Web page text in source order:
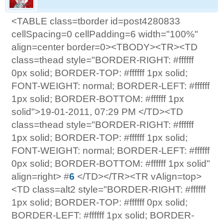
<TABLE class=tborder id=post4280833
cellSpacing=0 cellPadding=6 width="100%"
align=center border=0><TBODY><TR><TD
class=thead style="BORDER-RIGHT: #ffffff
0px solid; BORDER-TOP: #ffffff 1px solid;
FONT-WEIGHT: normal; BORDER-LEFT: #ffffff
1px solid; BORDER-BOTTOM: #ffffff 1px
solid">19-01-2011, 07:29 PM </TD><TD
class=thead style="BORDER-RIGHT: #ffffff
1px solid; BORDER-TOP: #ffffff 1px solid;
FONT-WEIGHT: normal; BORDER-LEFT: #ffffff
0px solid; BORDER-BOTTOM: #ffffff 1px solid"
align=right> #6 </TD></TR><TR vAlign=top>
<TD class=alt2 style="BORDER-RIGHT: #ffffff
1px solid; BORDER-TOP: #ffffff 0px solid;
BORDER-LEFT: #ffffff 1px solid; BORDER-